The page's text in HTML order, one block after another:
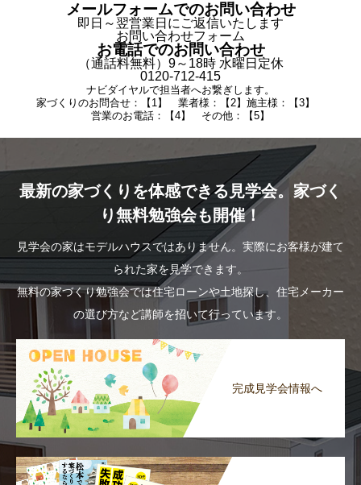
メールフォームでのお問い合わせ
即日～翌営業日にご返信いたします
お問い合わせフォーム
お電話でのお問い合わせ
（通話料無料）9～18時 水曜日定休
0120-712-415
ナビダイヤルで担当者へお繋ぎします。
家づくりのお問合せ：【1】 業者様：【2】施主様：【3】
営業のお電話：【4】 その他：【5】
最新の家づくりを体感できる見学会。家づく
り無料勉強会も開催！
見学会の家はモデルハウスではありません。実際にお客様が建て
られた家を見学できます。
無料の家づくり勉強会では住宅ローンや土地探し、住宅メーカー
の選び方など講師を招いて行っています。
完成見学会情報へ